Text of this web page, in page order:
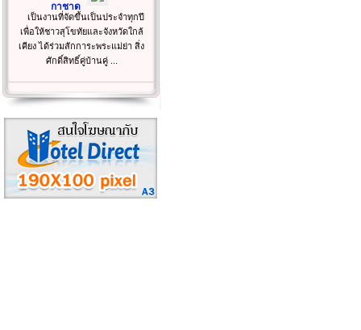
กาชาด
เป็นงานที่จัดขึ้นเป็นประจำทุกปี
เพื่อให้ชาวสุโขทัยและจังหวัดใกล้
เคียง ได้ร่วมสักการะพระแม่ย่า สิ่ง
ศักดิ์สิทธิ์คู่บ้านคู่ ...